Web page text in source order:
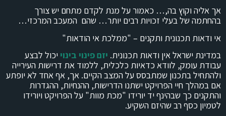
אך אליה וקוץ בה,… כאמור על מנת לקדם מתחם יש צורך
בהחתמה של בעלי זכויות רבים יותר… שהם המעכב המרכזי…
אי ודאות תכנונית ותקנים – "ממלכת אי הודאות"
במדינת ישראל אין ודאות תכנונית. יזם פינוי בינוי יכול לבצע
עבודת עומק, לוודא כדאיות כלכלית, ללמוד את דרישות העירייה
ולהתחיל בתכנון שמתבסס על המצב הקיים. אך, אף אחד לא יופתע
אם במהלך חיי הפרויקט ישתנו הדרישות, ההנחיות, ההגדרות
והתקנים כך שבהינף יד יורידו "מכת מוות" על הפרויקט ויורידו
לטמיון כסף רב שהיזם השקיע.